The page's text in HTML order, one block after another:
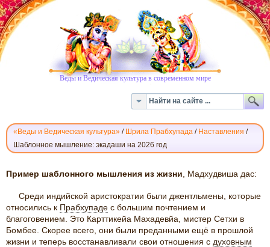
Веды и Ведическая культура в современном мире
«Веды и Ведическая культура» / Шрила Прабхупада / Наставления /
Шаблонное мышление: экадаши на 2026 год
ШАБЛОННОЕ
Пример шаблонного мышления из жизни , Мадхудвиша дас:
Среди индийской аристократии были джентльмены, которые
относились к Прабхупаде c большим почтением и
благоговением. Это Карттикейа Махадевйа, мистер Сетхи в
Бомбее. Скорее всего, они были преданными ещё в прошлой
жизни и теперь восстанавливали свои отношения с духовным